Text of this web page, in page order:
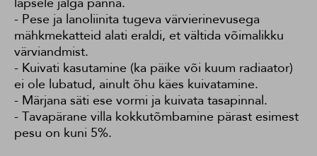
- Pese ja lanoliinita tugeva värvierinevusega
mähkmekatteid alati eraldi, et vältida võimalikku
värviandmist.
- Kuivati kasutamine (ka päike või kuum radiaator)
ei ole lubatud, ainult õhu käes kuivatamine.
- Märjana säti ese vormi ja kuivata tasapinnal.
- Tavapärane villa kokkutõmbamine pärast esimest
pesu on kuni 5%.